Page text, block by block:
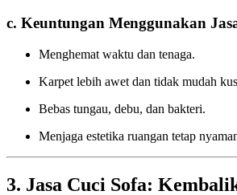
c. Keuntungan Menggunakan
Menghemat waktu dan tenaga.
Karpet lebih awet dan tidak mudah
Bebas tungau, debu, dan bakteri.
Menjaga estetika ruangan tetap
3. Jasa Cuci Sofa: